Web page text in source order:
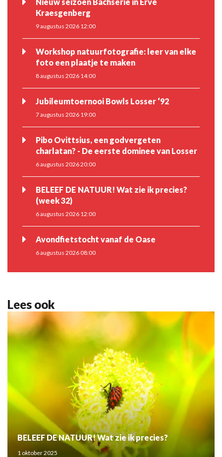
Kraesgenberg
9 augustus 2026 12:00
Workshop natuurfotografie: leer van elke
foto een plaatje te maken
8 augustus 2026 14:00
Jubileumtoernooi Bowls Losser ‘92
7 augustus 2026 19:00
Pibo Ovittsius, een godvergeten
charlatan? - De eerste dominee van Losser
6 augustus 2026 20:00
BELEEF DE NATUUR! Wat zie ik precies?
(week 32)
6 augustus 2026 12:00
Avondfietstocht vanaf de Oase
6 augustus 2026 08:00
Lees ook
BELEEF DE NATUUR! Wat zie ik precies?
1 oktober 2025